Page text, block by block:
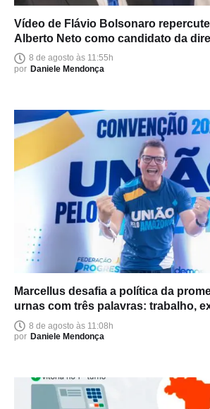
Vídeo de Flávio Bolsonaro
Alberto Neto como candidato da
Amazonas
8 de agosto às 11:55h
por Daniele Mendonça
Marcellus desafia a política da
urnas com três palavras: trabalho,
entrega
8 de agosto às 11:08h
por Daniele Mendonça